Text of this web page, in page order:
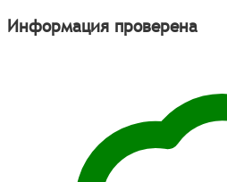
Информация проверена